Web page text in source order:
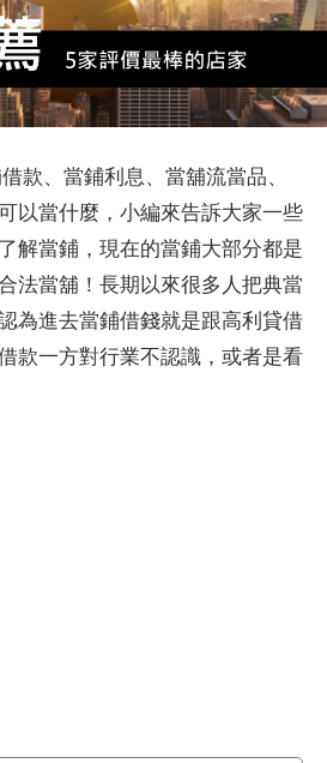
款、當鋪利息、當舖流當品、
以當什麼，小編來告訴大家一些
解當鋪，現在的當鋪大部分都是
法當舖！長期以來很多人把典當
為進去當鋪借錢就是跟高利貸借
款一方對行業不認識，或者是看